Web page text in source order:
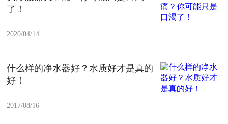
了！
2020/04/14
什么样的净水器好？水质好才是真的
好！
2017/08/16